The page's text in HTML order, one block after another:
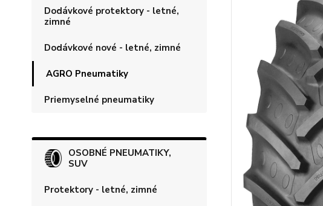
Dodávkové protektory - letné,
zimné
Dodávkové nové - letné, zimné
AGRO Pneumatiky
Priemyselné pneumatiky
OSOBNÉ PNEUMATIKY,
SUV
Protektory - letné, zimné